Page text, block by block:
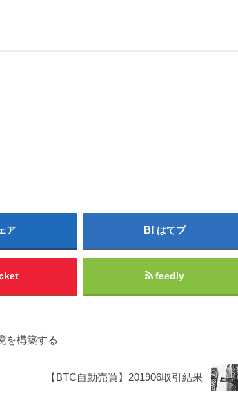
ア はてブ
feedly
を構築する
【BTC自動売買】201906取引結果